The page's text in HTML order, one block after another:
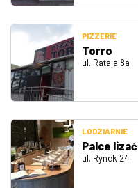
PIZZERIE
Torro
ul. Rataja 8a
LODZIARNIE
Palce lizać
ul. Rynek 24